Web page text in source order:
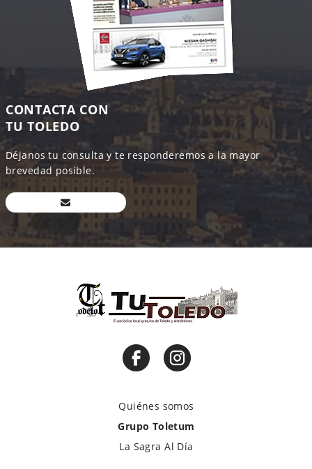
CONTACTA CON
TU TOLEDO
Déjanos tu consulta y te responderemos a la mayor
brevedad posible.
Quiénes somos
Grupo Toletum
La Sagra Al Día